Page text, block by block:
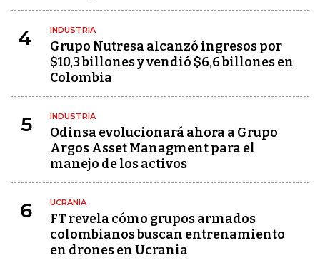
4 INDUSTRIA
Grupo Nutresa alcanzó ingresos por
$10,3 billones y vendió $6,6 billones en
Colombia
5 INDUSTRIA
Odinsa evolucionará ahora a Grupo
Argos Asset Managment para el
manejo de los activos
6 UCRANIA
FT revela cómo grupos armados
colombianos buscan entrenamiento
en drones en Ucrania